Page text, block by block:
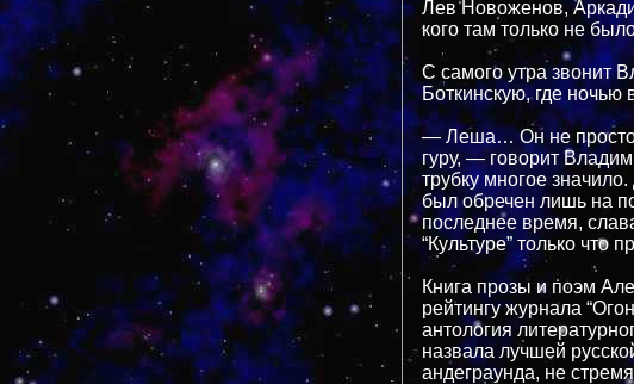
Лев Новоженов,
кого там только не
С самого утра звонит
Боткинскую, где
— Леша… Он не просто
гуру, — говорит
трубку многое
был обречен лишь на
последнее время,
“Культуре” только что
Книга прозы и поэм
рейтингу журнала
антология
назвала лучшей
андеграунда, не